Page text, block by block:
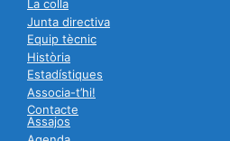
La colla
Junta directiva
Equip tècnic
Història
Estadístiques
Associa-t’hi!
Contacte
Assajos